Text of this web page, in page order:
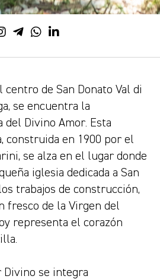
centro de San Donato Val di
se encuentra la
del Divino Amor. Esta
construida en 1900 por el
se alza en el lugar donde
iglesia dedicada a San
trabajos de construcción,
fresco de la Virgen del
representa el corazón
Divino se integra